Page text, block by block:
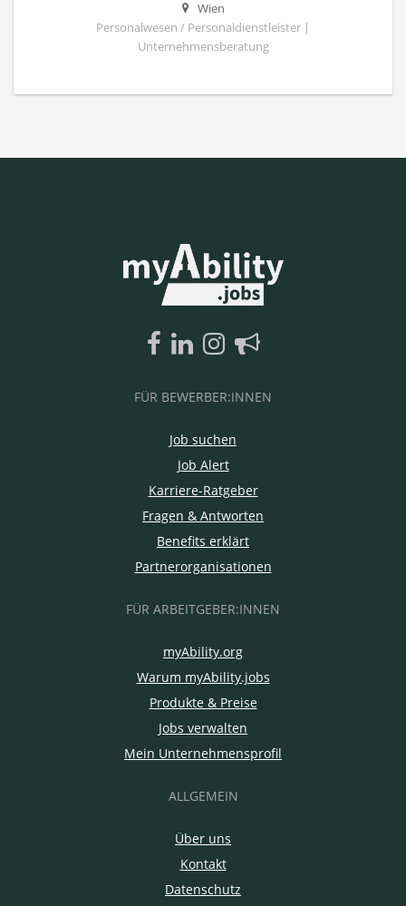
Wien
Personalwesen / Personaldienstleister |
Unternehmensberatung
FÜR BEWERBER:INNEN
Job suchen
Job Alert
Karriere-Ratgeber
Fragen & Antworten
Benefits erklärt
Partnerorganisationen
FÜR ARBEITGEBER:INNEN
myAbility.org
Warum myAbility.jobs
Produkte & Preise
Jobs verwalten
Mein Unternehmensprofil
ALLGEMEIN
Über uns
Kontakt
Datenschutz